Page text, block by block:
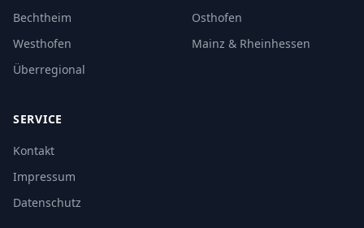
Bechtheim
Osthofen
Westhofen
Mainz & Rheinhessen
Überregional
SERVICE
Kontakt
Impressum
Datenschutz